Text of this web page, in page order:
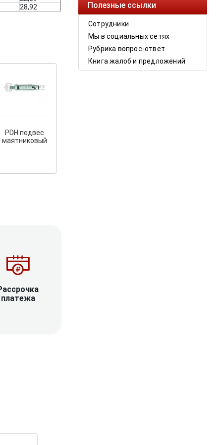
Полезные ссылки
Сотрудники
Мы в социальных сетях
Рубрика вопрос-ответ
Книга жалоб и предложений
28,92
PDH подвес
маятниковый
платежа